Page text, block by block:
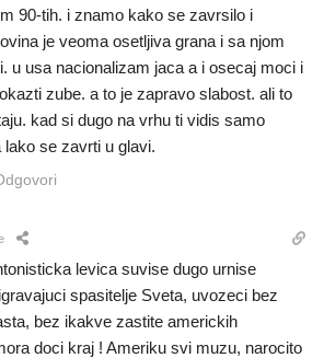
90-tih. i znamo kako se zavrsilo i
je veoma osetljiva grana i sa njom
u usa nacionalizam jaca a i osecaj moci i
zube. a to je zapravo slabost. ali to
kad si dugo na vrhu ti vidis samo
se zavrti u glavi.
levica suvise dugo urnise
spasitelje Sveta, uvozeci bez
bez ikakve zastite americkih
doci kraj ! Ameriku svi muzu, narocito